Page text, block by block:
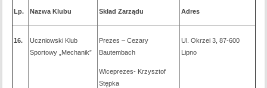
Lp. Nazwa Klubu Skład Zarządu Adres
16.
Uczniowski Klub
Sportowy „Mechanik”
Prezes – Cezary
Bautembach
Wiceprezes- Krzysztof
Stępka
Ul. Okrzei 3, 87-600
Lipno